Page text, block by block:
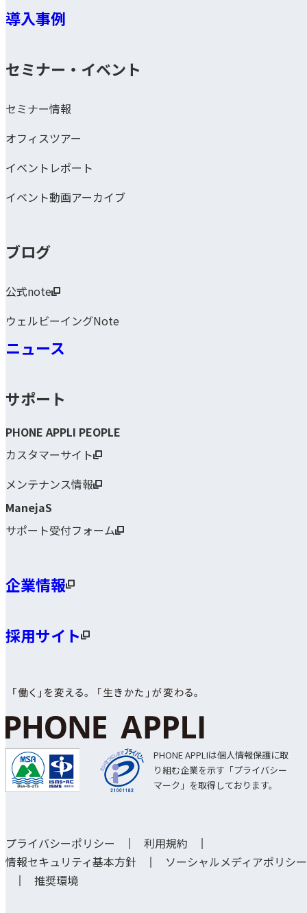
導入事例
セミナー・イベント
セミナー情報
オフィスツアー
イベントレポート
イベント動画アーカイブ
ブログ
公式note
ウェルビーイングNote
ニュース
サポート
PHONE APPLI PEOPLE
カスタマーサイト
メンテナンス情報
ManejaS
サポート受付フォーム
企業情報
採用サイト
PHONE APPLIは個人情報保護に取
り組む企業を示す「プライバシー
マーク」を取得しております。
プライバシーポリシー
利用規約
情報セキュリティ基本方針
ソーシャルメディアポリシー
推奨環境